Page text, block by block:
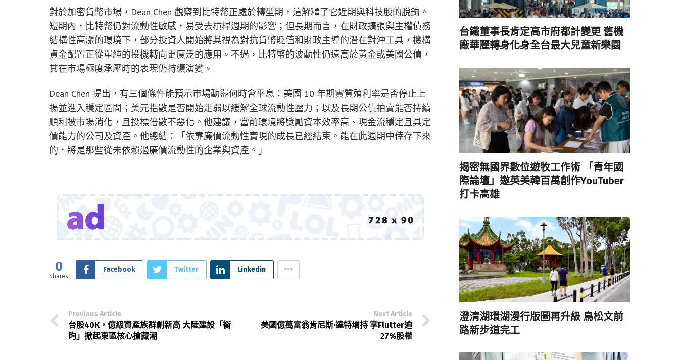
對於加密貨幣市場，Dean Chen 觀察到比特幣正處於轉型期，這解釋了它近期與科技股的脫鉤。
短期內，比特幣仍對流動性敏感，易受去槓桿週期的影響；但長期而言，在財政擴張與主權債務
結構性高漲的環境下，部分投資人開始將其視為對抗貨幣貶值和財政主導的潛在對沖工具，機構
資金配置正從單純的投機轉向更廣泛的應用。不過，比特幣的波動性仍遠高於黃金或美國公債，
其在市場極度承壓時的表現仍持續演變。
Dean Chen 提出，有三個條件能預示市場動盪何時會平息：美國 10 年期實質殖利率是否停止上
揚並進入穩定區間；美元指數是否開始走弱以緩解全球流動性壓力；以及長期公債拍賣能否持續
順利被市場消化，且投標倍數不惡化。他建議，當前環境將獎勵資本效率高、現金流穩定且具定
價能力的公司及資產。他總結：「依靠廉價流動性實現的成長已經結束。能在此週期中倖存下來
的，將是那些從未依賴過廉價流動性的企業與資產。」
0
Shares
Facebook Twitter Linkedin
Previous Article
台股40K，億級資產族群創新高 大陸建設「衡
昀」掀起東區核心搶藏潮
Next Article
美國億萬富翁肯尼斯·達特增持 掌Flutter逾
27%股權
台鐵董事長肯定高市府都計變更 舊機
廠華麗轉身化身全台最大兒童新樂園
揭密無國界數位遊牧工作術 「青年國
際論壇」邀英美韓百萬創作YouTuber
打卡高雄
澄清湖環湖漫行版圖再升級 鳥松文前
路新步道完工